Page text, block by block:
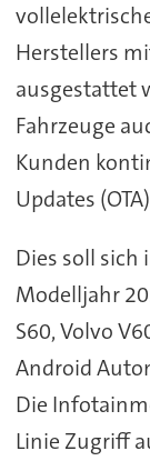
Herstellers
ausgestattet
Fahrzeuge
Kunden
Updates
Dies soll sich
Modelljahr
S60, Volvo
Android
Die
Linie Zugriff